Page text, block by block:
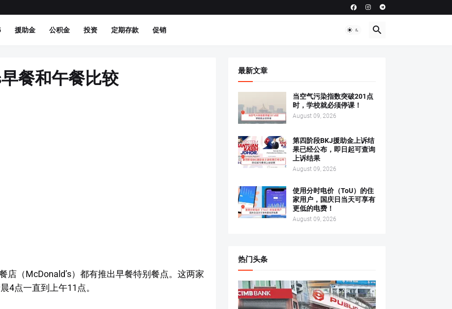
援助金 公积金 投资 定期存款 促销
餐和午餐比较
店（McDonald’s）都有推出早餐特别餐点。这两家
4点一直到上午11点。
最新文章
当空气污染指数突破201点
时，学校就必须停课！
August 09, 2026
第四阶段BKJ援助金上诉结
果已经公布，即日起可查询
上诉结果
August 09, 2026
使用分时电价（ToU）的住
家用户，国庆日当天可享有
更低的电费！
August 09, 2026
热门头条